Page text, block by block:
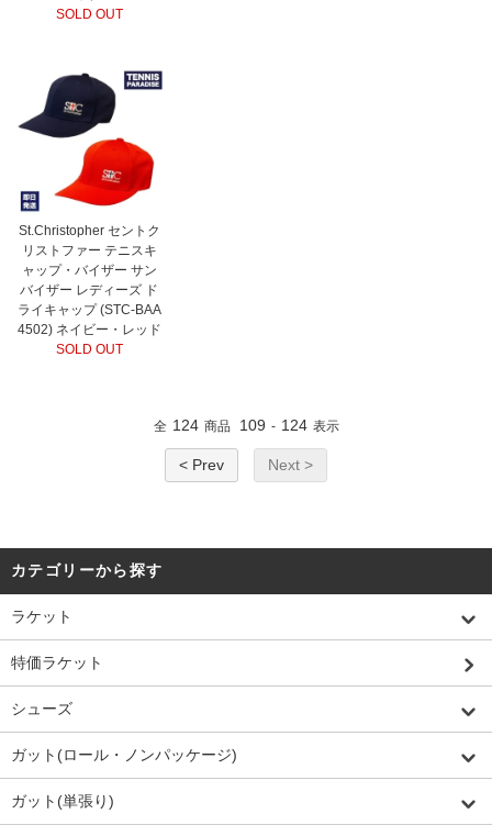
SOLD OUT
St.Christopher セントク
リストファー テニスキ
ャップ・バイザー サン
バイザー レディーズ ド
ライキャップ (STC-BAA
4502) ネイビー・レッド
SOLD OUT
全 124 商品 109 - 124 表示
< Prev Next >
カテゴリーから探す
ラケット
特価ラケット
シューズ
ガット(ロール・ノンパッケージ)
ガット(単張り)